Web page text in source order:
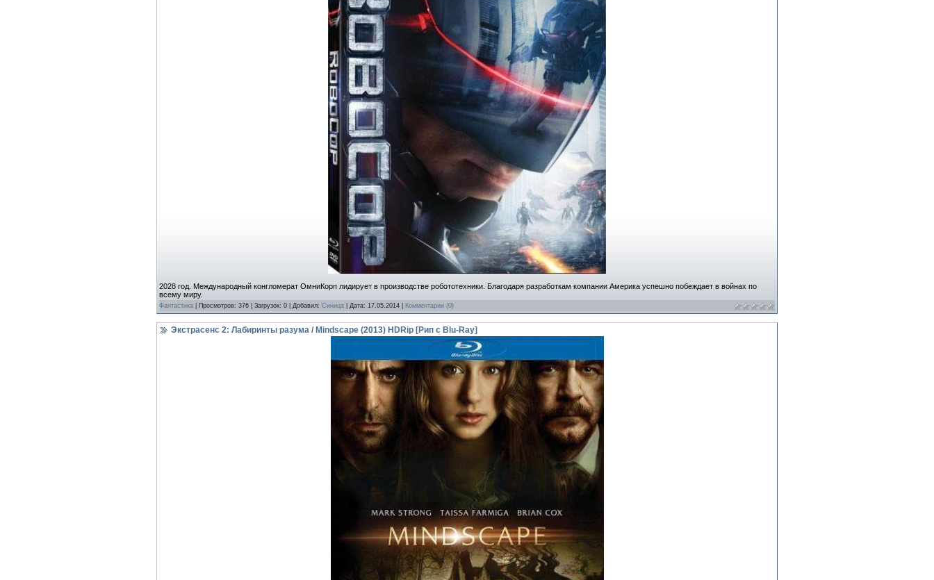
2028 год. Международный конгломерат ОмниКорп лидирует в производстве робототехники. Благодаря разработкам компании Америка успешно побеждает в войнах по
всему миру.
Фантастика | Просмотров: 376 | Загрузок: 0 | Добавил: Синица | Дата: 17.05.2014 Комментарии (0)
Экстрасенс 2: Лабиринты разума / Mindscape (2013) HDRip [Рип с Blu-Ray]